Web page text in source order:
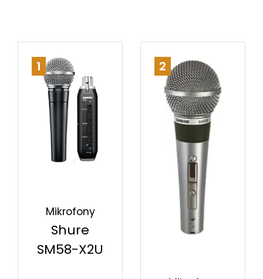
1
Mikrofony
Shure
SM58-X2U
2